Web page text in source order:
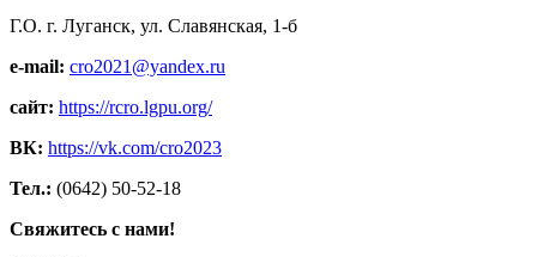
Г.О. г. Луганск, ул. Славянская, 1-б
e-mail: cro2021@yandex.ru
сайт: https://rcro.lgpu.org/
ВК: https://vk.com/cro2023
Тел.: (0642) 50-52-18
Свяжитесь с нами!